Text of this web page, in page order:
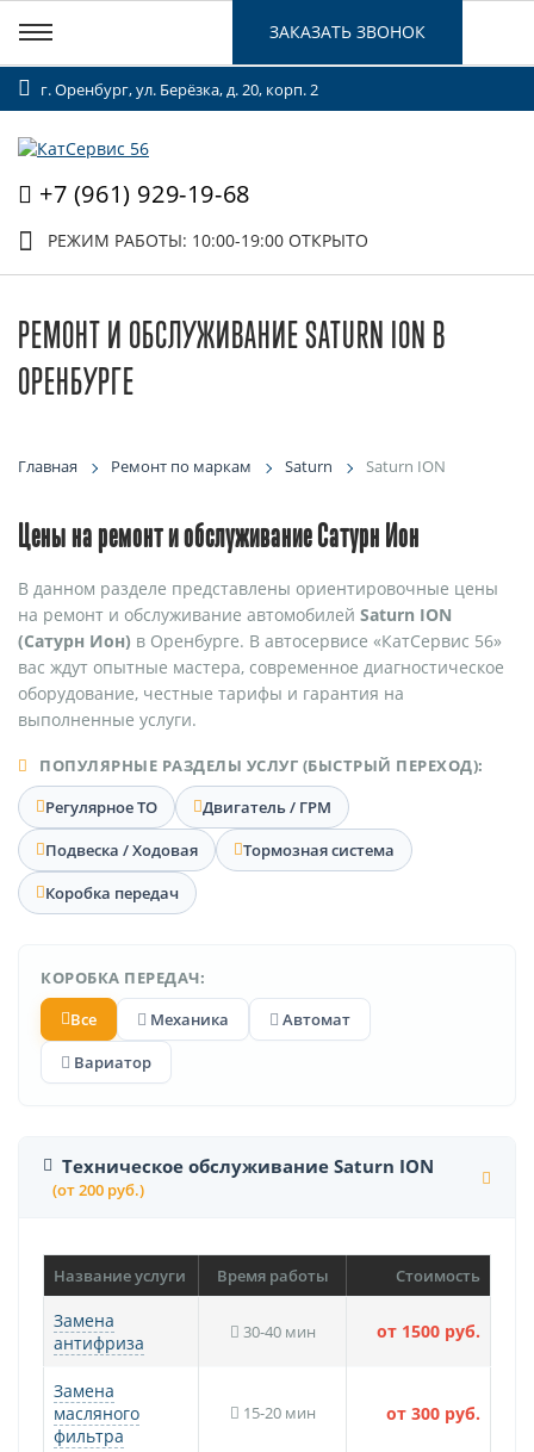
г. Оренбург, ул. Берёзка, д. 20, корп. 2
+7 (961) 929-19-68
РЕЖИМ РАБОТЫ: 10:00-19:00 ОТКРЫТО
ЗАКАЗАТЬ ЗВОНОК
РЕМОНТ И ОБСЛУЖИВАНИЕ SATURN ION В
ОРЕНБУРГЕ
Главная Ремонт по маркам Saturn Saturn ION
Цены на ремонт и обслуживание Сатурн Ион
В данном разделе представлены ориентировочные цены
на ремонт и обслуживание автомобилей Saturn ION
(Сатурн Ион) в Оренбурге. В автосервисе «КатСервис 56»
вас ждут опытные мастера, современное диагностическое
оборудование, честные тарифы и гарантия на
выполненные услуги.
ПОПУЛЯРНЫЕ РАЗДЕЛЫ УСЛУГ (БЫСТРЫЙ ПЕРЕХОД):
Регулярное ТО
Двигатель / ГРМ
Подвеска / Ходовая
Тормозная система
Коробка передач
КОРОБКА ПЕРЕДАЧ:
Все
Механика
Автомат
Вариатор
Техническое обслуживание Saturn ION
(от 200 руб.)
Название услуги Время работы Стоимость
Замена
антифриза
30-40 мин от 1500 руб.
Замена
масляного
фильтра
15-20 мин от 300 руб.